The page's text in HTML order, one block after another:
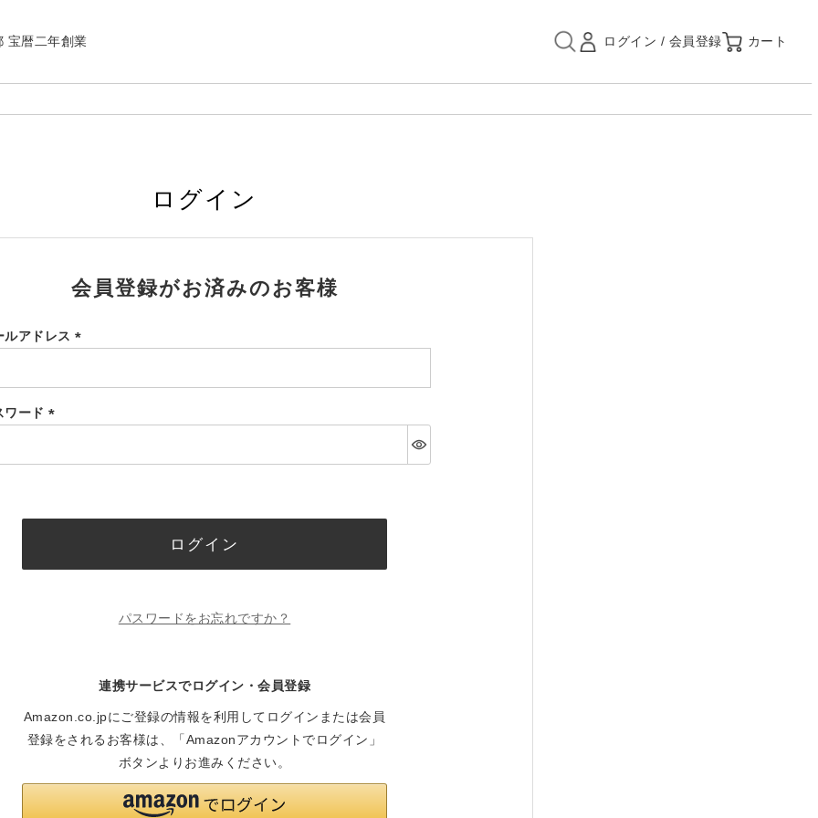
宝暦二年創業
ログイン
会員登録がお済みのお客様
ルアドレス
須)
ワード
須)
ログイン
パスワードをお忘れですか？
連携サービスでログイン・会員登録
Amazon.co.jpにご登録の情報を利用してログインまたは会員
登録をされるお客様は、「Amazonアカウントでログイン」
ボタンよりお進みください。